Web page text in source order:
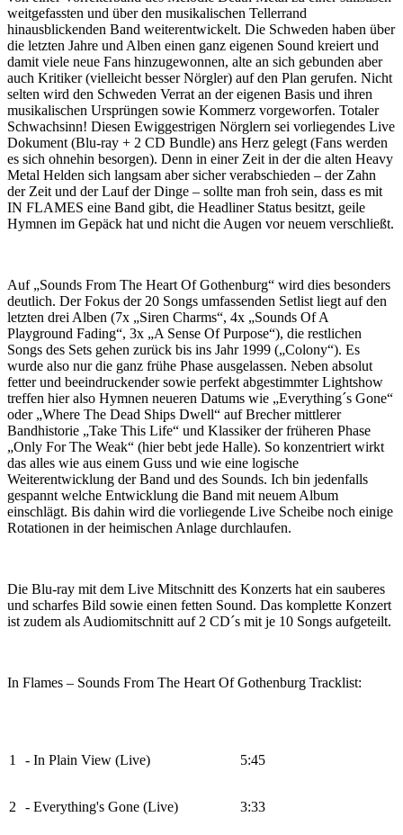
weitgefassten und über den musikalischen Tellerrand
hinausblickenden Band weiterentwickelt. Die Schweden haben über
die letzten Jahre und Alben einen ganz eigenen Sound kreiert und
damit viele neue Fans hinzugewonnen, alte an sich gebunden aber
auch Kritiker (vielleicht besser Nörgler) auf den Plan gerufen. Nicht
selten wird den Schweden Verrat an der eigenen Basis und ihren
musikalischen Ursprüngen sowie Kommerz vorgeworfen. Totaler
Schwachsinn! Diesen Ewiggestrigen Nörglern sei vorliegendes Live
Dokument (Blu-ray + 2 CD Bundle) ans Herz gelegt (Fans werden
es sich ohnehin besorgen). Denn in einer Zeit in der die alten Heavy
Metal Helden sich langsam aber sicher verabschieden – der Zahn
der Zeit und der Lauf der Dinge – sollte man froh sein, dass es mit
IN FLAMES eine Band gibt, die Headliner Status besitzt, geile
Hymnen im Gepäck hat und nicht die Augen vor neuem verschließt.
Auf „Sounds From The Heart Of Gothenburg“ wird dies besonders
deutlich. Der Fokus der 20 Songs umfassenden Setlist liegt auf den
letzten drei Alben (7x „Siren Charms“, 4x „Sounds Of A
Playground Fading“, 3x „A Sense Of Purpose“), die restlichen
Songs des Sets gehen zurück bis ins Jahr 1999 („Colony“). Es
wurde also nur die ganz frühe Phase ausgelassen. Neben absolut
fetter und beeindruckender sowie perfekt abgestimmter Lightshow
treffen hier also Hymnen neueren Datums wie „Everything´s Gone“
oder „Where The Dead Ships Dwell“ auf Brecher mittlerer
Bandhistorie „Take This Life“ und Klassiker der früheren Phase
„Only For The Weak“ (hier bebt jede Halle). So konzentriert wirkt
das alles wie aus einem Guss und wie eine logische
Weiterentwicklung der Band und des Sounds. Ich bin jedenfalls
gespannt welche Entwicklung die Band mit neuem Album
einschlägt. Bis dahin wird die vorliegende Live Scheibe noch einige
Rotationen in der heimischen Anlage durchlaufen.
Die Blu-ray mit dem Live Mitschnitt des Konzerts hat ein sauberes
und scharfes Bild sowie einen fetten Sound. Das komplette Konzert
ist zudem als Audiomitschnitt auf 2 CD´s mit je 10 Songs aufgeteilt.
In Flames – Sounds From The Heart Of Gothenburg Tracklist:
1 - In Plain View (Live) 5:45
2 - Everything's Gone (Live) 3:33